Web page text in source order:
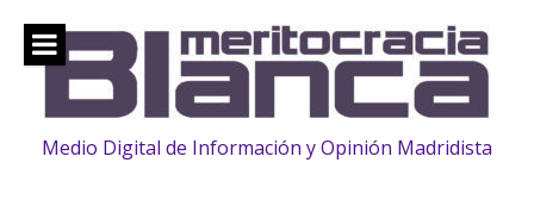
contenido
Medio Digital de Información y Opinión Madridista